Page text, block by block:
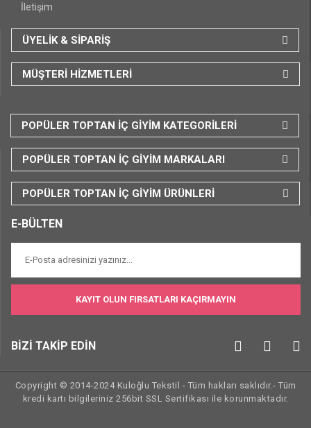
İletişim
ÜYELİK & SİPARİŞ
MÜŞTERİ HİZMETLERİ
POPÜLER TOPTAN İÇ GİYİM KATEGORİLERİ
POPÜLER TOPTAN İÇ GİYİM MARKALARI
POPÜLER TOPTAN İÇ GİYİM ÜRÜNLERİ
E-BÜLTEN
KAYIT OLUN FIRSATLARI KAÇIRMAYIN
BİZİ TAKİP EDİN
Copyright © 2014-2024 Kuloğlu Tekstil - Tüm hakları saklıdır.- Tüm
kredi kartı bilgileriniz 256bit SSL Sertifikası ile korunmaktadır.